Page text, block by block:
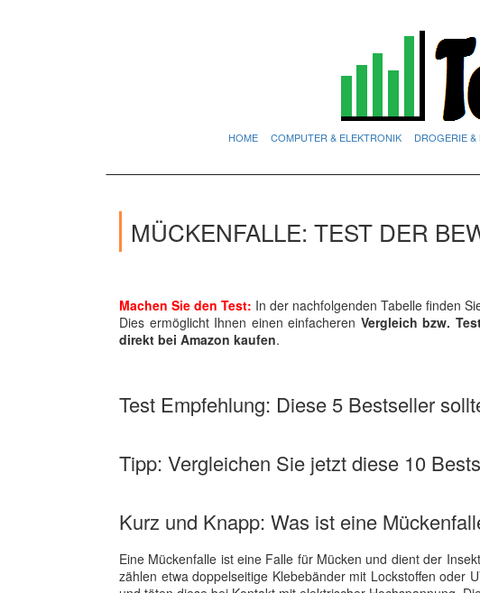
HOME COMPUTER & ELEKTRONIK DROGERIE &
MÜCKENFALLE: TEST DER
Machen Sie den Test: In der nachfolgenden Tabelle finden
Dies ermöglicht Ihnen einen einfacheren Vergleich bzw.
direkt bei Amazon kaufen.
Test Empfehlung: Diese 5 Bestseller
Tipp: Vergleichen Sie jetzt diese 10
Kurz und Knapp: Was ist eine
Eine Mückenfalle ist eine Falle für Mücken und dient der
zählen etwa doppelseitige Klebebänder mit Lockstoffen oder